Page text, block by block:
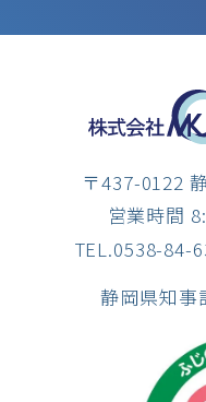
〒437-0122
営業時間
TEL.0538-84-
静岡県知事